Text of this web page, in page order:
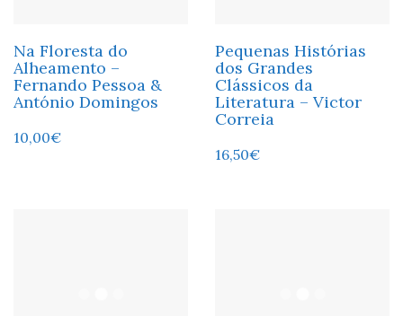
Na Floresta do
Alheamento –
Fernando Pessoa &
António Domingos
10,00€
Pequenas Histórias
dos Grandes
Clássicos da
Literatura – Victor
Correia
16,50€